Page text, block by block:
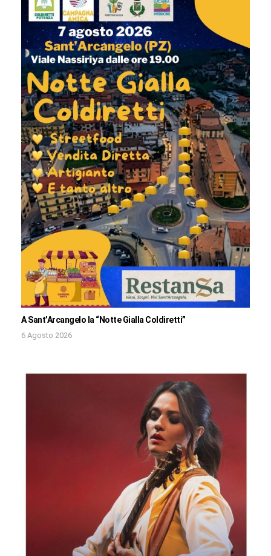
A Sant’Arcangelo la “Notte Gialla Coldiretti”
6 Agosto 2026